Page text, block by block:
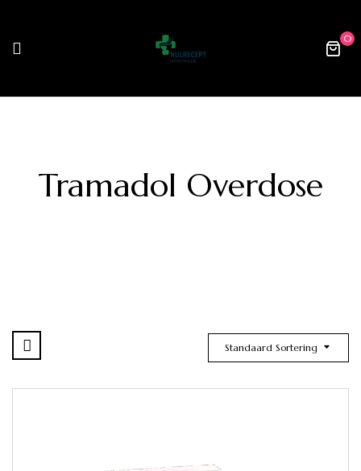
0
Tramadol Overdose
Standaard Sortering